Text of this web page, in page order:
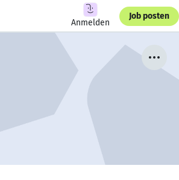
Anmelden
Job posten